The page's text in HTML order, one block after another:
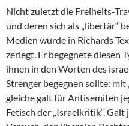
Nicht zuletzt die Freiheits-
und deren sich als „libertär“
Medien wurde in Richards
zerlegt. Er begegnete diesen
ihnen in den Worten des
Strenger begegnen sollte: mit
gleiche galt für Antisemiten
Fetisch der „Israelkritik“.